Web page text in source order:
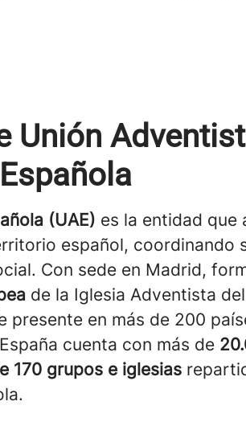
Unión
Española
(UAE) es la entidad que
español, coordinando
Con sede en Madrid,
de la Iglesia Adventista
presente en más de 200
cuenta con más de
170 grupos e iglesias